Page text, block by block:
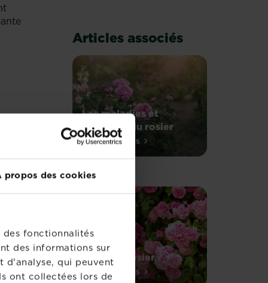
propos des cookies
fonctionnalités
des informations sur
d'analyse, qui peuvent
ont collectées lors de
Articles associés
Les maladies et
parasites du rosier
En savoir plussur Les maladies et parasites du
Créer un rosier
En savoir plussur Créer un rosier